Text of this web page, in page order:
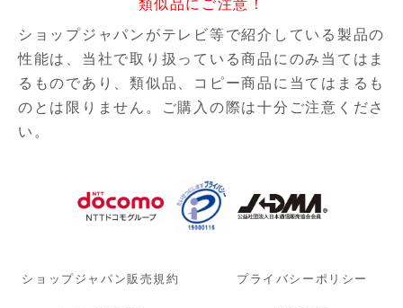
類似品にご注意！
ショップジャパンがテレビ等で紹介している製品の
性能は、当社で取り扱っている商品にのみ当てはま
るものであり、類似品、コピー商品に当てはまるも
のとは限りません。ご購入の際は十分ご注意くださ
い。
ショップジャパン販売規約 プライバシーポリシー